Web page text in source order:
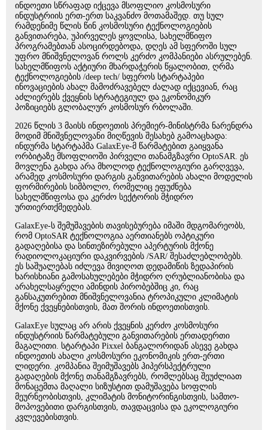
ინდოეთი სწრაფად იქცევა მსოფლიო კოსმოსური
ინდუსტრიის ერთ-ერთ საკვანძო მოთამაშედ. თუ სულ
რამდენიმე წლის წინ კოსმოსური ტექნოლოგიების
განვითარება, უპირველეს ყოვლისა, სახელმწიფო
პროგრამებთან ასოცირდებოდა, დღეს ამ სფეროში სულ
უფრო მნიშვნელოვან როლს კერძო კომპანიები ასრულებენ.
სახელმწიფოს აქტიური მხარდაჭერის წყალობით, ღრმა
ტექნოლოგიების /deep tech/ სფეროს სტარტაპები
ინოვაციების ახალ მამოძრავებელ ძალად იქცევიან, რაც
აძლიერებს ქვეყნის სტრატეგიულ და ეკონომიკურ
პოზიციებს გლობალურ კოსმოსურ რბოლაში.
2026 წლის 3 მაისს ინდოეთის პრემიერ-მინისტრმა ნარენდრა
მოდიმ მნიშვნელოვანი მიღწევის შესახებ გამოაცხადა:
ინდურმა სტარტაპმა GalaxEye-მ წარმატებით გაიყვანა
ორბიტაზე მსოფლიოში პირველი თანამგზავრი OptoSAR. ეს
მოვლენა გახდა არა მხოლოდ ტექნოლოგიური გარღვევა,
არამედ კოსმოსური დარგის განვითარების ახალი მოდელის
ფორმირების სიმბოლო, რომელიც ეფუძნება
სახელმწიფოსა და კერძო სექტორის მჭიდრო
ურთიერთქმედებას.
GalaxEye-ს შემუშავების თავისებურება იმაში მდგომარეობს,
რომ OptoSAR ტექნოლოგია აერთიანებს ოპტიკური
გადაღებისა და სინთეზირებული აპერტურის მქონე
რადიოლოკაციური დაკვირვების /SAR/ შესაძლებლობებს.
ეს საშუალებას იძლევა მივიღოთ დედამიწის ზედაპირის
ხარისხიანი გამოსახულებები მჭიდრო ღრუბლიანობისა და
არახელსაყრელი ამინდის პირობებშიც კი, რაც
განსაკუთრებით მნიშვნელოვანია ტროპიკული კლიმატის
მქონე ქვეყნებისთვის, მათ შორის ინდოეთისთვის.
GalaxEye სულაც არ არის ქვეყნის კერძო კოსმოსური
ინდუსტრიის წარმატებული განვითარების ერთადერთი
მაგალითი. სტარტაპი Pixxel ბანგალორიდან ასევე გახდა
ინდოეთის ახალი კოსმოსური ეკონომიკის ერთ-ერთი
ლიდერი. კომპანია შეიმუშავებს ჰიპერსპექტრული
გადაღების მქონე თანამგზავრებს, რომლებსაც შეუძლიათ
მონაცემთა მაღალი სიზუსტით დამუშავება სოფლის
მეურნეობისთვის, კლიმატის მონიტორინგისთვის, სამთო-
მოპოვებითი დარგისთვის, თავდაცვისა და ეკოლოგიური
კვლევებისთვის.